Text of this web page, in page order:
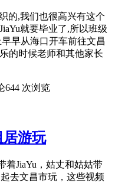
的,我们也很高兴有这个
就要毕业了,所以班级
早从海口开车前往文昌
的时候老师和其他家长
644 次浏览
居游玩
着JiaYu，姑丈和姑姑带
去文昌市玩，这些视频